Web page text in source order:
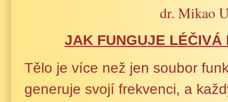
dr. Mikao
JAK FUNGUJE LÉČIVÁ
Tělo je více než jen soubor
generuje svojí frekvenci, a